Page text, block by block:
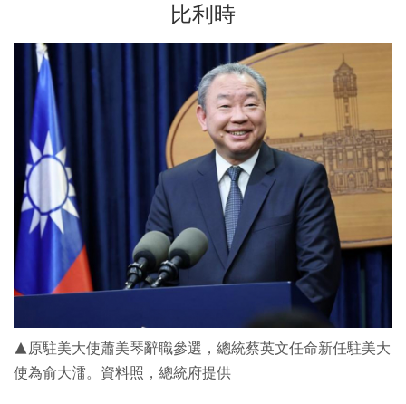
比利時
▲原駐美大使蕭美琴辭職參選，總統蔡英文任命新任駐美大
使為俞大㵢。資料照，總統府提供